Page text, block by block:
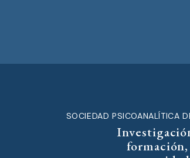
SOCIEDAD PSICOANALÍTICA
formación,